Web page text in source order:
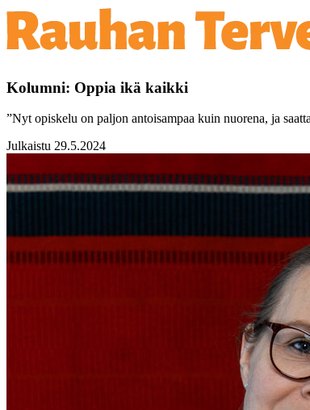
Kolumni: Oppia ikä kaikki
”Nyt opiskelu on paljon antoisampaa kuin nuorena, ja
Julkaistu 29.5.2024